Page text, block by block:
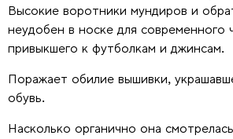
Высокие воротники мундиров и
неудобен в носке для современного
привыкшего к футболкам и джинсам.
Поражает обилие вышивки,
обувь.
Насколько органично она